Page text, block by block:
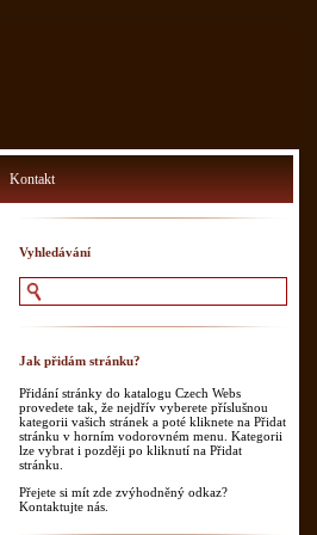
Kontakt
Vyhledávání
Jak přidám stránku?
Přidání stránky do katalogu Czech Webs
provedete tak, že nejdřív vyberete příslušnou
kategorii vašich stránek a poté kliknete na Přidat
stránku v horním vodorovném menu. Kategorii
lze vybrat i později po kliknutí na Přidat
stránku.
Přejete si mít zde zvýhodněný odkaz?
Kontaktujte nás.